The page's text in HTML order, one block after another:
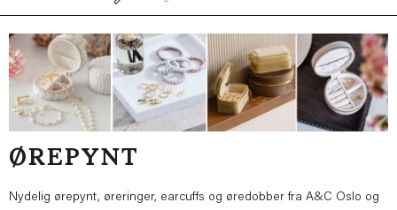
ØREPYNT
Nydelig ørepynt, øreringer, earcuffs og øredobber fra A&C Oslo og